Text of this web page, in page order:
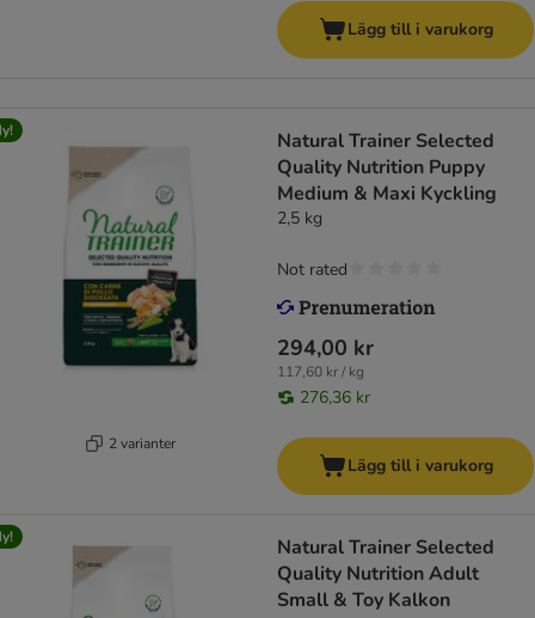
Lägg till i varukorg
2 varianter
Natural Trainer Selected
Quality Nutrition Puppy
Medium & Maxi Kyckling
2,5 kg
294,00 kr
117,60 kr / kg
276,36 kr
Not rated
Lägg till i varukorg
Natural Trainer Selected
Quality Nutrition Adult
Small & Toy Kalkon